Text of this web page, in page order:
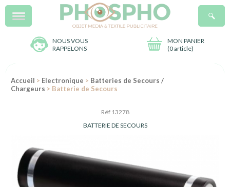
NOUS VOUS
RAPPELONS
MON PANIER
(0 article)
Menu
Accueil > Electronique > Batteries de Secours /
Chargeurs > Batterie de Secours
Réf 13278
BATTERIE DE SECOURS